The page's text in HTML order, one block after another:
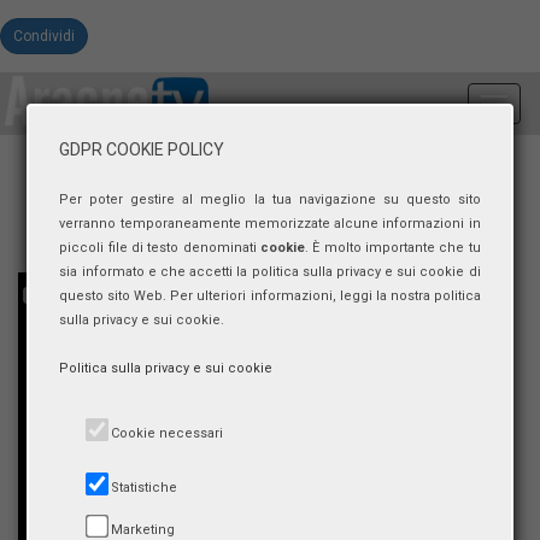
Condividi
GDPR COOKIE POLICY
Per poter gestire al meglio la tua navigazione su questo sito
verranno temporaneamente memorizzate alcune informazioni in
piccoli file di testo denominati cookie. È molto importante che tu
sia informato e che accetti la politica sulla privacy e sui cookie di
questo sito Web. Per ulteriori informazioni, leggi la nostra politica
sulla privacy e sui cookie.
Politica sulla privacy e sui cookie
Cookie necessari
Statistiche
Marketing